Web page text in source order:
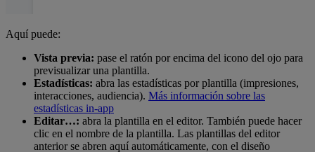
Aquí puede:
Vista previa: pase el ratón por encima del icono del ojo para
previsualizar una plantilla.
Estadísticas: abra las estadísticas por plantilla (impresiones,
interacciones, audiencia). Más información sobre las
estadísticas in-app
Editar…: abra la plantilla en el editor. También puede hacer
clic en el nombre de la plantilla. Las plantillas del editor
anterior se abren aquí automáticamente, con el diseño